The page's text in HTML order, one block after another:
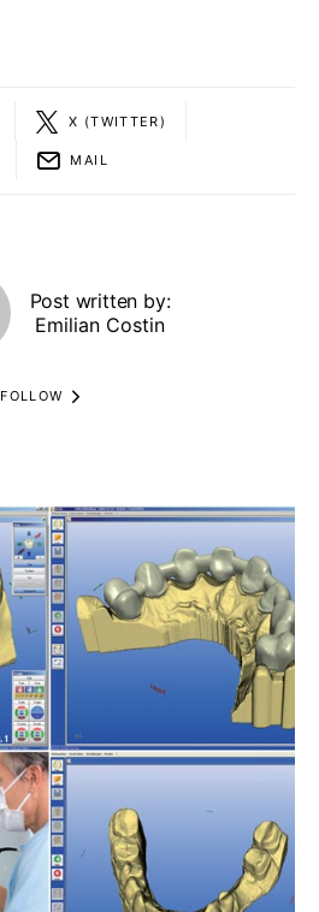
X (TWITTER)
MAIL
Post written by:
Emilian Costin
FOLLOW